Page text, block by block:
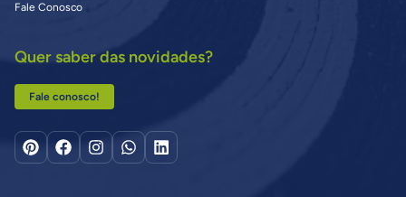
Fale Conosco
Quer saber das novidades?
Fale conosco!